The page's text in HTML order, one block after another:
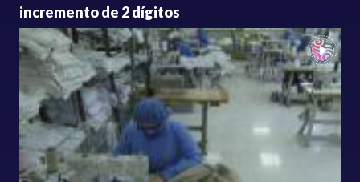
incremento de 2 dígitos